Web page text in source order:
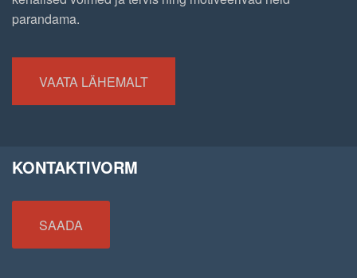
parandama.
VAATA LÄHEMALT
KONTAKTIVORM
SAADA